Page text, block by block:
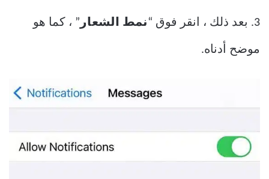
3. بعد ذلك ، انقر فوق “ نمط الشعار ” ، كما هو
موضح أدناه.